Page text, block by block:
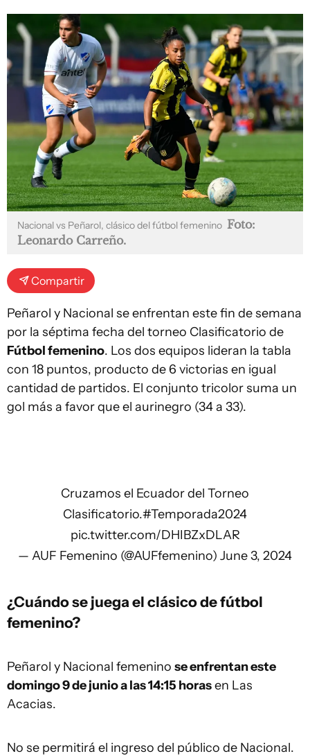
Nacional vs Peñarol, clásico del fútbol femenino Foto:
Leonardo Carreño.
Compartir
Peñarol y Nacional se enfrentan este fin de semana
por la séptima fecha del torneo Clasificatorio de
Fútbol femenino. Los dos equipos lideran la tabla
con 18 puntos, producto de 6 victorias en igual
cantidad de partidos. El conjunto tricolor suma un
gol más a favor que el aurinegro (34 a 33).
Cruzamos el Ecuador del Torneo
Clasificatorio.#Temporada2024
pic.twitter.com/DHIBZxDLAR
— AUF Femenino (@AUFfemenino) June 3, 2024
¿Cuándo se juega el clásico de fútbol
femenino?
Peñarol y Nacional femenino se enfrentan este
domingo 9 de junio a las 14:15 horasen Las
Acacias.
No se permitirá el ingreso del público de Nacional.